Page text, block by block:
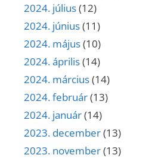
2024. július(12)
2024. június(11)
2024. május(10)
2024. április(14)
2024. március(14)
2024. február(13)
2024. január(14)
2023. december(13)
2023. november(13)